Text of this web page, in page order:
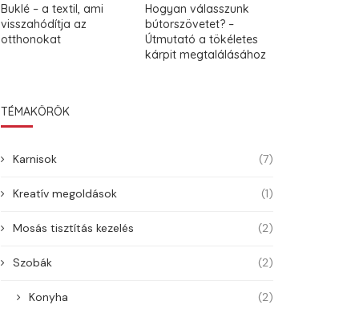
Buklé – a textil, ami
visszahódítja az
otthonokat
Hogyan válasszunk
bútorszövetet? –
Útmutató a tökéletes
kárpit megtalálásához
TÉMAKÖRÖK
Karnisok (7)
Kreatív megoldások (1)
Mosás tisztítás kezelés (2)
Szobák (2)
Konyha (2)